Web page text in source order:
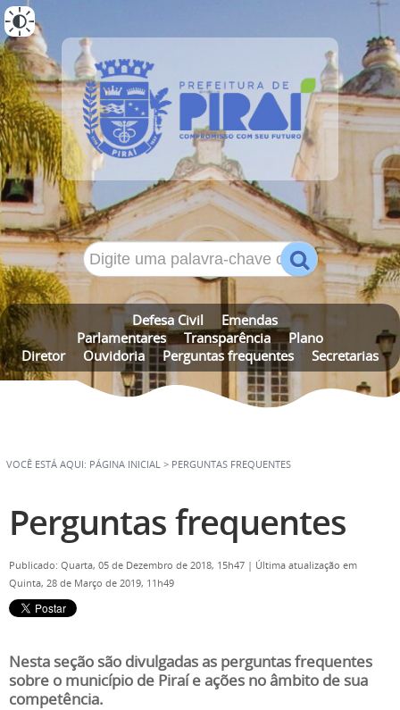
Defesa Civil
Emendas
Parlamentares
Transparência
Plano
Diretor
Ouvidoria Perguntas frequentes Secretarias
VOCÊ ESTÁ AQUI: PÁGINA INICIAL > PERGUNTAS FREQUENTES
Perguntas frequentes
Publicado: Quarta, 05 de Dezembro de 2018, 15h47 | Última atualização em
Quinta, 28 de Março de 2019, 11h49
Nesta seção são divulgadas as perguntas frequentes
sobre o município de Piraí e ações no âmbito de sua
competência.